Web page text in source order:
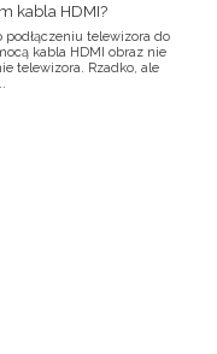
kabla HDMI?
telewizora do
kabla HDMI obraz nie
telewizora. Rzadko, ale